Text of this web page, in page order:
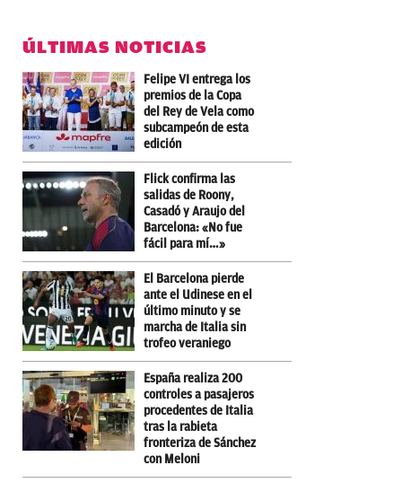
ÚLTIMAS NOTICIAS
Felipe VI entrega los
premios de la Copa
del Rey de Vela como
subcampeón de esta
edición
Flick confirma las
salidas de Roony,
Casadó y Araujo del
Barcelona: «No fue
fácil para mí…»
El Barcelona pierde
ante el Udinese en el
último minuto y se
marcha de Italia sin
trofeo veraniego
España realiza 200
controles a pasajeros
procedentes de Italia
tras la rabieta
fronteriza de Sánchez
con Meloni